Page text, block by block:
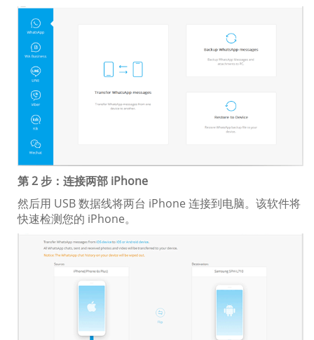
第 2 步：连接两部 iPhone
然后用 USB 数据线将两台 iPhone 连接到电脑。该软件将
快速检测您的 iPhone。